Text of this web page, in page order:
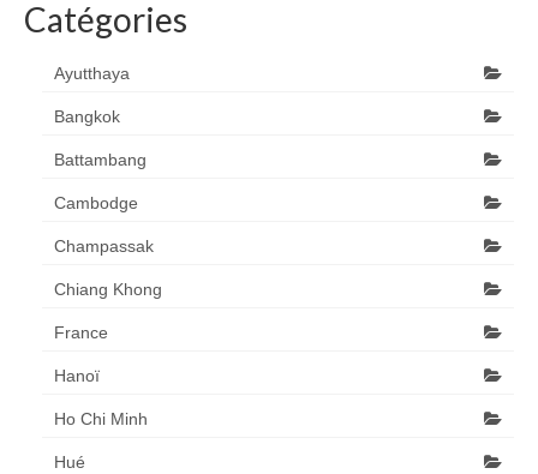
Catégories
Ayutthaya
Bangkok
Battambang
Cambodge
Champassak
Chiang Khong
France
Hanoï
Ho Chi Minh
Hué